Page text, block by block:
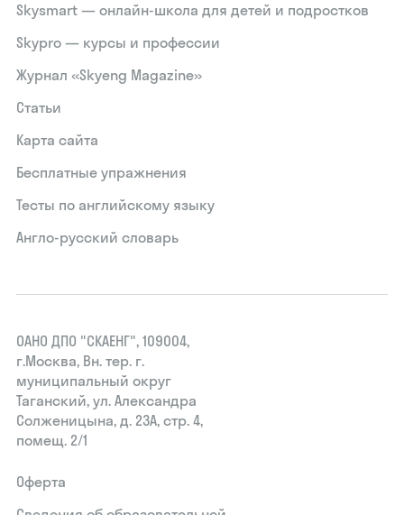
Skysmart — онлайн-школа для детей и подростков
Skypro — курсы и профессии
Журнал «Skyeng Magazine»
Статьи
Карта сайта
Бесплатные упражнения
Тесты по английскому языку
Англо-русский словарь
ОАНО ДПО "СКАЕНГ", 109004,
г.Москва, Вн. тер. г.
муниципальный округ
Таганский, ул. Александра
Солженицына, д. 23А, стр. 4,
помещ. 2/1
Оферта